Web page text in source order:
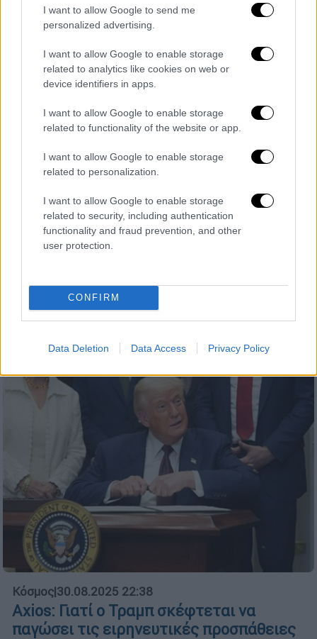
I want to allow Google to send me
personalized advertising.
I want to allow Google to enable storage
related to analytics like cookies on web or
device identifiers in apps.
I want to allow Google to enable storage
related to functionality of the website or app.
I want to allow Google to enable storage
related to personalization.
I want to allow Google to enable storage
related to security, including authentication
functionality and fraud prevention, and other
user protection.
CONFIRM
Data Deletion Data Access Privacy Policy
Αθλητισμός|30.08.2025 22:43
Το πρόγραμμα του Παναθηναϊκού στο
Europa League: Πρεμιέρα στην έδρα της
Ρόμα
Η UEFA έκανε γνωστό το πρόγραμμα της
Κόσμος|30.08.2025 22:38
Axios: Γιατί ο Τραμπ σκέφτεται να
παγώσει τις ειρηνευτικές προσπάθειες